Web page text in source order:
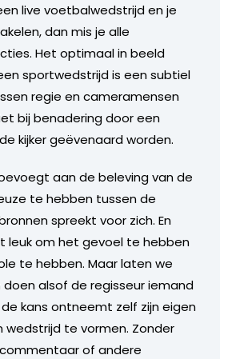
live voetbalwedstrijd en je
dan mis je alle
Het optimaal in beeld
sportwedstrijd is een subtiel
regie en cameramensen
bij benadering door een
kijker geëvenaard worden.
aan de beleving van de
te hebben tussen de
spreekt voor zich. En
leuk om het gevoel te hebben
te hebben. Maar laten we
alsof de regisseur iemand
de kans ontneemt zelf zijn eigen
wedstrijd te vormen. Zonder
of andere